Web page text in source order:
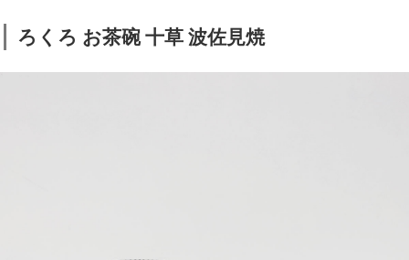
ろくろ お茶碗 十草 波佐見焼